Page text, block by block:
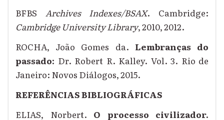
BFBS Archives Indexes/BSAX. Cambridge:
Cambridge University Library, 2010, 2012.
ROCHA, João Gomes da. Lembranças do
passado: Dr. Robert R. Kalley. Vol. 3. Rio de
Janeiro: Novos Diálogos, 2015.
REFERÊNCIAS BIBLIOGRÁFICAS
ELIAS, Norbert. O processo civilizador.